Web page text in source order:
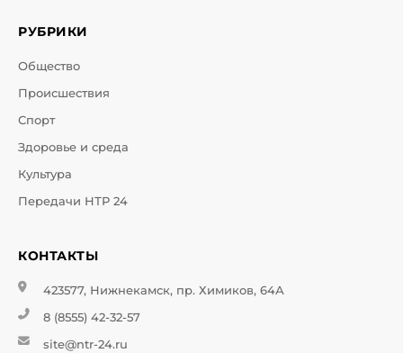
РУБРИКИ
Общество
Происшествия
Спорт
Здоровье и среда
Культура
Передачи НТР 24
КОНТАКТЫ
423577, Нижнекамск, пр. Химиков, 64А
8 (8555) 42-32-57
site@ntr-24.ru